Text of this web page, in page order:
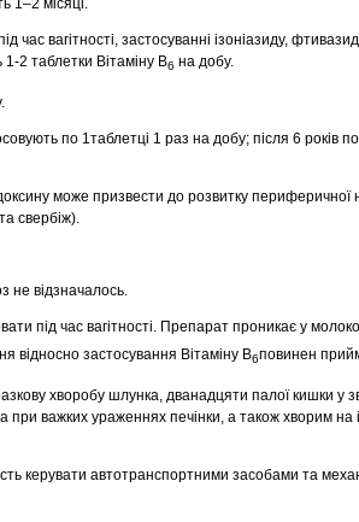
1–2 місяці.
час вагітності, застосуванні ізоніазиду,
1-2 таблетки Вітаміну В6 на добу.
по 1таблетці 1 раз на добу; після 6 років
може призвести до розвитку периферичної
свербіж).
не відзначалось.
під час вагітності. Препарат проникає у
відносно застосування Вітаміну В6повинен
хворобу шлунка, дванадцяти палої кишки у
важких ураженнях печінки, а також хворим на
керувати автотранспортними засобами та